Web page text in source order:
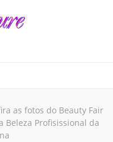
as fotos do Beauty Fair
Beleza Profisissional da